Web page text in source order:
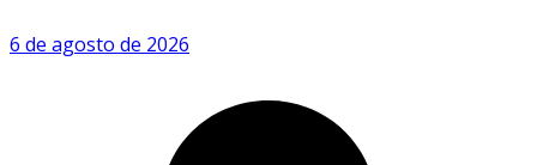
6 de agosto de 2026